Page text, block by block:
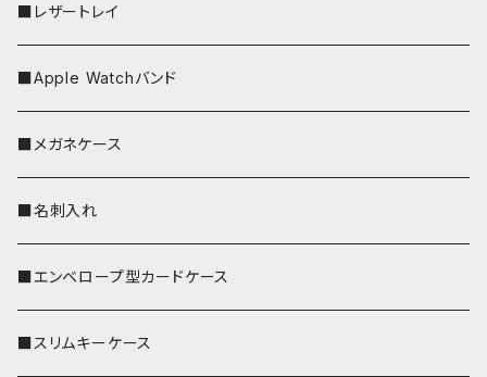
■レザートレイ
■Apple Watchバンド
■メガネケース
■名刺入れ
■エンベロープ型カードケース
■スリムキーケース